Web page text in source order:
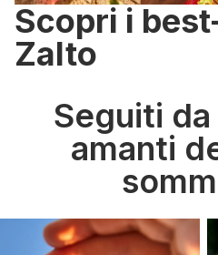
Scopri i
Zalto
Seguiti
amanti